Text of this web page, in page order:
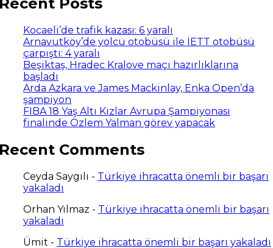
Kocaeli’de trafik kazası: 6 yaralı
Arnavutköy’de yolcu otobüsü ile İETT otobüsü
çarpıştı: 4 yaralı
Beşiktaş, Hradec Kralove maçı hazırlıklarına
başladı
Arda Azkara ve James Mackinlay, Enka Open’da
şampiyon
FIBA 18 Yaş Altı Kızlar Avrupa Şampiyonası
finalinde Özlem Yalman görev yapacak
Comments
Ceyda Saygılı - Türkiye ihracatta önemli bir başarı
yakaladı
Orhan Yılmaz - Türkiye ihracatta önemli bir başarı
yakaladı
Ümit - Türkiye ihracatta önemli bir başarı yakaladı